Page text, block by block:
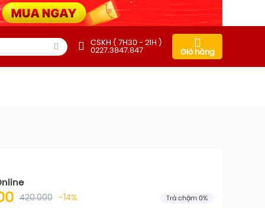
CSKH ( 7H30 - 21H )
0227.3847.847
Giỏ hàng
420.000 -14% Trả chậm 0%